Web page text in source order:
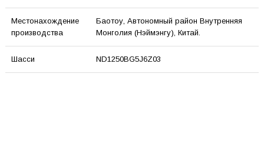
Местонахождение
производства
Баотоу, Автономный район Внутренняя
Монголия (Нэймэнгу), Китай.
Шасси ND1250BG5J6Z03